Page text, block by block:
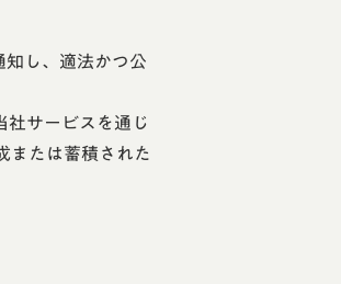
し、適法かつ公
サービスを通じ
または蓄積された